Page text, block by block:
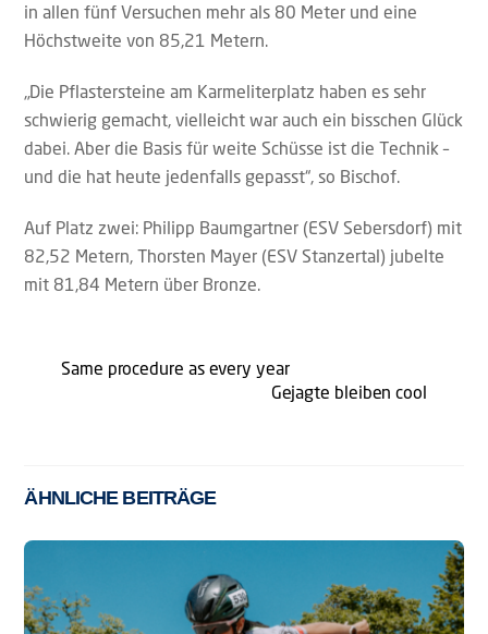
in allen fünf Versuchen mehr als 80 Meter und eine
Höchstweite von 85,21 Metern.
„Die Pflastersteine am Karmeliterplatz haben es sehr
schwierig gemacht, vielleicht war auch ein bisschen Glück
dabei. Aber die Basis für weite Schüsse ist die Technik –
und die hat heute jedenfalls gepasst“, so Bischof.
Auf Platz zwei: Philipp Baumgartner (ESV Sebersdorf) mit
82,52 Metern, Thorsten Mayer (ESV Stanzertal) jubelte
mit 81,84 Metern über Bronze.
Same procedure as every year
Gejagte bleiben cool
ÄHNLICHE BEITRÄGE